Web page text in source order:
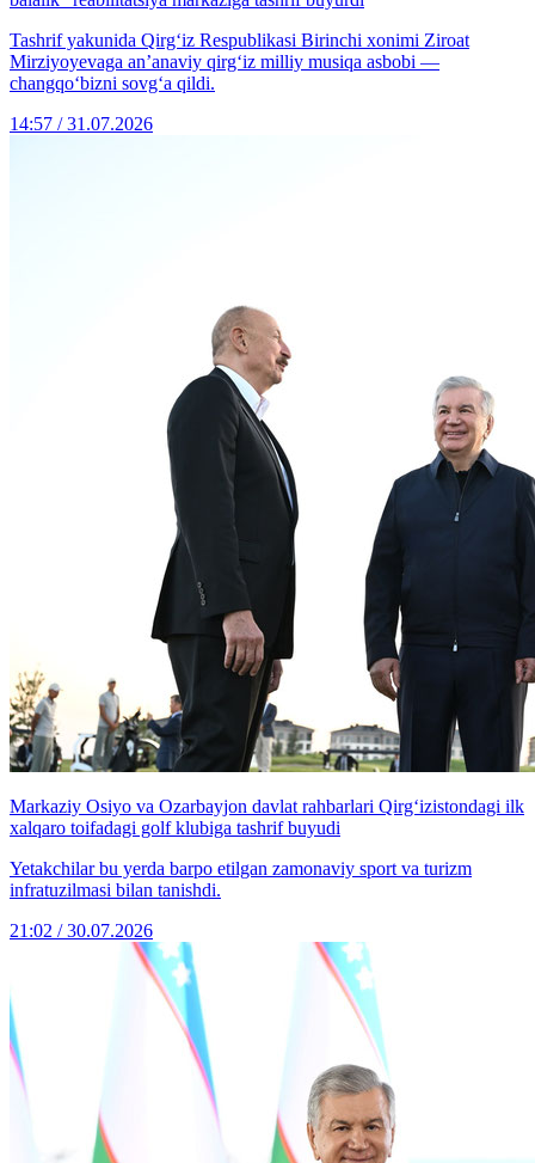
Tashrif yakunida Qirg‘iz Respublikasi Birinchi xonimi Ziroat
Mirziyoyevaga an’anaviy qirg‘iz milliy musiqa asbobi —
changqo‘bizni sovg‘a qildi.
14:57 / 31.07.2026
Markaziy Osiyo va Ozarbayjon davlat rahbarlari Qirg‘izistondagi ilk
xalqaro toifadagi golf klubiga tashrif buyudi
Yetakchilar bu yerda barpo etilgan zamonaviy sport va turizm
infratuzilmasi bilan tanishdi.
21:02 / 30.07.2026